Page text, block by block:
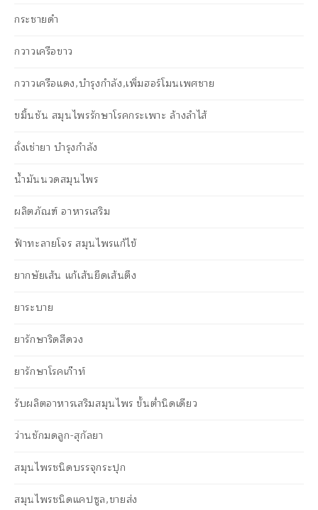
กระชายดำ
กวาวเครือขาว
กวาวเครือแดง,บำรุงกำลัง,เพิ่มฮอร์โมนเพศชาย
ขมิ้นชัน สมุนไพรรักษาโรคกระเพาะ ล้างลำไส้
ถั่งเช่ายา บำรุงกำลัง
น้ำมันนวดสมุนไพร
ผลิตภัณฑ์ อาหารเสริม
ฟ้าทะลายโจร สมุนไพรแก้ไข้
ยากษัยเส้น แก้เส้นยึดเส้นตึง
ยาระบาย
ยารักษาริดสีดวง
ยารักษาโรคเก๊าท์
รับผลิตอาหารเสริมสมุนไพร ขั้นต่ำนิดเดียว
ว่านชักมดลูก-สุกัลยา
สมุนไพรชนิดบรรจุกระปุก
สมุนไพรชนิดแคปซูล,ขายส่ง